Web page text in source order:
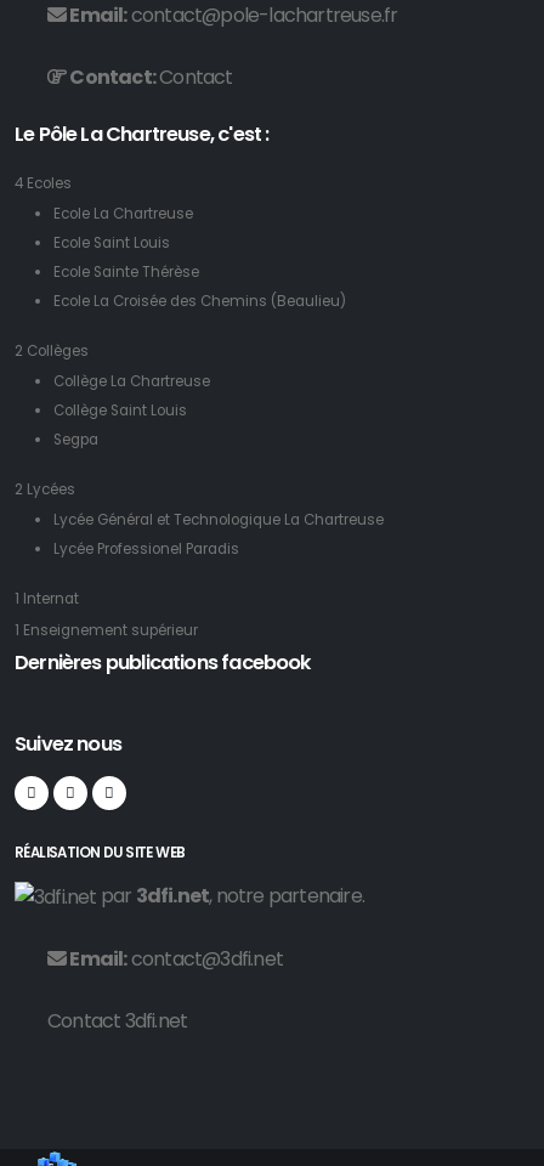
Email:contact@pole-lachartreuse.fr
Contact:Contact
Le Pôle La Chartreuse, c'est :
4 Ecoles
Ecole La Chartreuse
Ecole Saint Louis
Ecole Sainte Thérèse
Ecole La Croisée des Chemins (Beaulieu)
2 Collèges
Collège La Chartreuse
Collège Saint Louis
Segpa
2 Lycées
Lycée Général et Technologique La Chartreuse
Lycée Professionel Paradis
1 Internat
1 Enseignement supérieur
Dernières publications facebook
Suivez nous
RÉALISATION DU SITE WEB
par 3dfi.net, notre partenaire.
Email:contact@3dfi.net
Contact 3dfi.net